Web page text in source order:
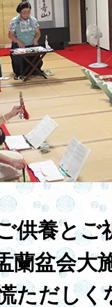
供養とご
蘭盆会大
ただしく